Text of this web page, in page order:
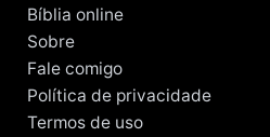
Bíblia online
Sobre
Fale comigo
Política de privacidade
Termos de uso